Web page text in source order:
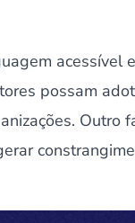
acessível
possam
Outro